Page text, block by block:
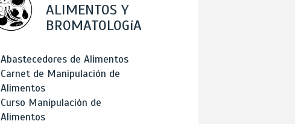
ALIMENTOS Y
BROMATOLOGíA
Abastecedores de Alimentos
Carnet de Manipulación de
Alimentos
Curso Manipulación de
Alimentos